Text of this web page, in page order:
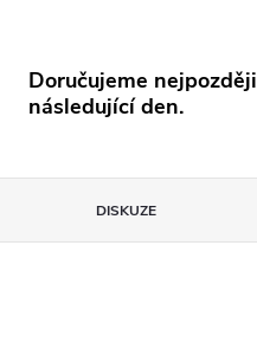
Doručujeme nejpozději
následující den.
DISKUZE